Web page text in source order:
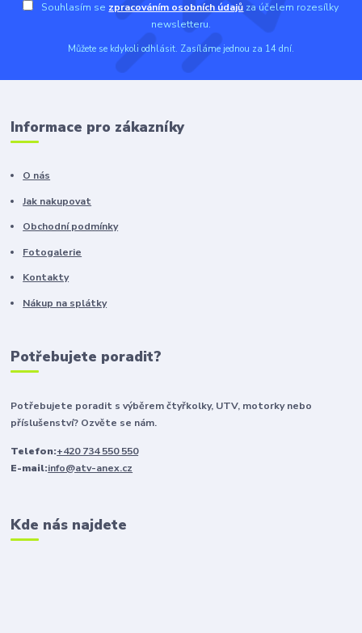
Souhlasím se zpracováním osobních údajů za účelem rozesílky
newsletteru.
Můžete se kdykoli odhlásit. Zasíláme jednou za 14 dní.
Informace pro zákazníky
O nás
Jak nakupovat
Obchodní podmínky
Fotogalerie
Kontakty
Nákup na splátky
Potřebujete poradit?
Potřebujete poradit s výběrem čtyřkolky, UTV, motorky nebo
příslušenství? Ozvěte se nám.
Telefon:+420 734 550 550
E-mail:info@atv-anex.cz
Kde nás najdete